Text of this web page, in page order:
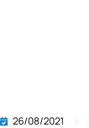
26/08/2021